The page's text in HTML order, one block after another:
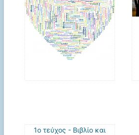
1ο τεύχος - Βιβλίο και